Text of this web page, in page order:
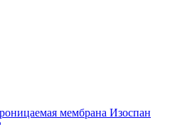
мембрана Изоспан